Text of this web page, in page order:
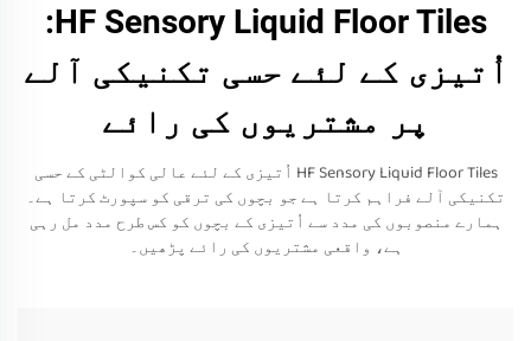
HF Sensory Liquid Floor Tiles:
اُتیزی کے لئے حسی تکنیکی آلے
پر مشتریوں کی رائے
HF Sensory Liquid Floor Tiles اُتیزی کے لئے عالی کوالٹی کے حسی
تکنیکی آلے فراہم کرتا ہے جو بچوں کی ترقی کو سپورٹ کرتا ہے۔
ہمارے منصوبوں کی مدد سے اُتیزی کے بچوں کو کس طرح مدد مل رہی
ہے، واقعی مشتریوں کی رائے پڑھیں۔